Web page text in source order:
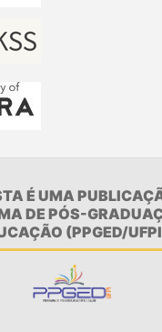
É UMA
DE PÓS-
(PPGED/